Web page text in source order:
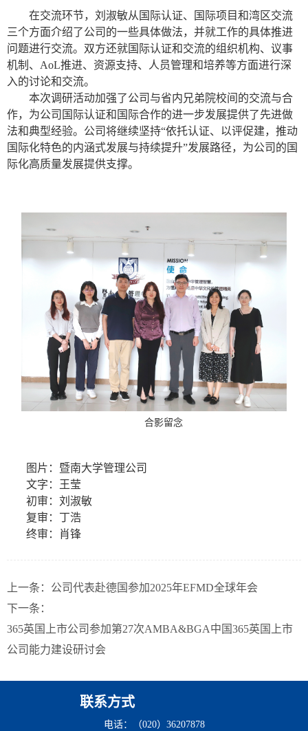
在交流环节，刘淑敏从国际认证、国际项目和湾区交流
三个方面介绍了公司的一些具体做法，并就工作的具体推进
问题进行交流。双方还就国际认证和交流的组织机构、议事
机制、 AoL推进、资源支持、人员管理和培养等方面进行深
入的讨论和交流。
本次调研活动加强了公司与省内兄弟院校间的交流与合
作，为公司国际认证和国际合作的进一步发展提供了先进做
法和典型经验。公司将继续坚持“依托认证、以评促建，推动
国际化特色的内涵式发展与持续提升”发展路径，为公司的国
际化高质量发展提供支撑。
合影留念
图片：暨南大学管理公司
文字：王莹
初审：刘淑敏
复审：丁浩
终审：肖锋
上一条： 公司代表赴德国参加2025年EFMD全球年会
下一条：
365英国上市公司参加第27次AMBA&BGA中国365英国上市
公司能力建设研讨会
联系方式
电话：（020）36207878